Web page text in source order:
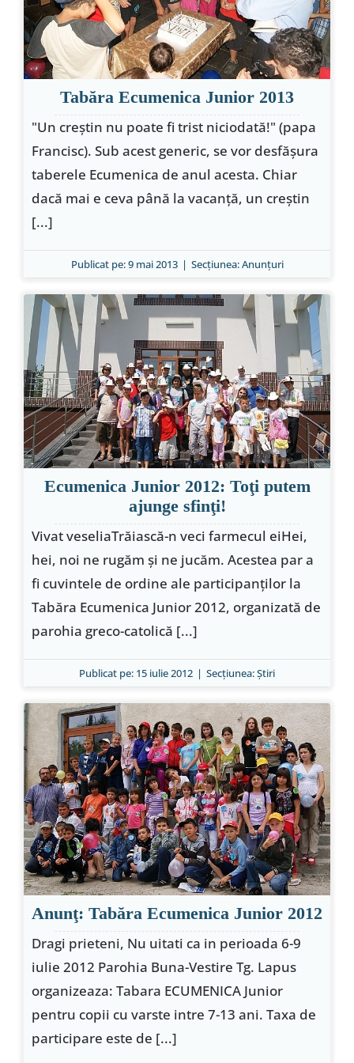
Special
Tabăra Ecumenica Junior 2013
"Un creștin nu poate fi trist niciodată!" (papa
Francisc). Sub acest generic, se vor desfășura
taberele Ecumenica de anul acesta. Chiar
dacă mai e ceva până la vacanță, un creștin
[...]
Publicat pe: 9 mai 2013 | Secțiunea:Anunţuri
Ecumenica Junior 2012: Toţi putem
ajunge sfinţi!
Vivat veseliaTrăiască-n veci farmecul eiHei,
hei, noi ne rugăm şi ne jucăm. Acestea par a
fi cuvintele de ordine ale participanţilor la
Tabăra Ecumenica Junior 2012, organizată de
parohia greco-catolică [...]
Publicat pe: 15 iulie 2012 | Secțiunea:Ştiri
Anunţ: Tabăra Ecumenica Junior 2012
Dragi prieteni, Nu uitati ca in perioada 6-9
iulie 2012 Parohia Buna-Vestire Tg. Lapus
organizeaza: Tabara ECUMENICA Junior
pentru copii cu varste intre 7-13 ani. Taxa de
participare este de [...]